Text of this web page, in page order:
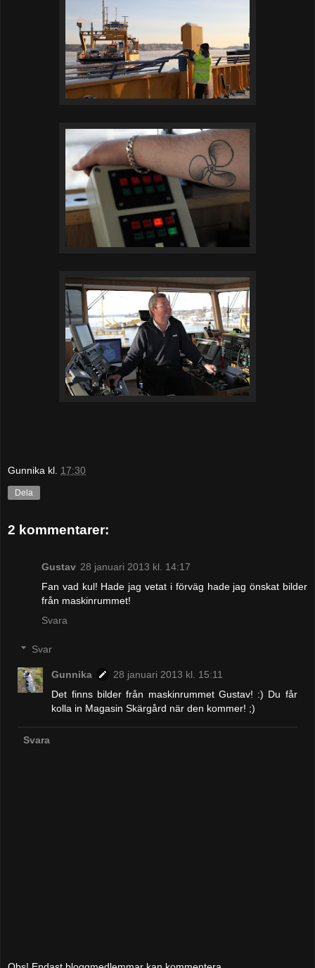
Gunnika kl. 17:30
Dela
2 kommentarer:
Gustav 28 januari 2013 kl. 14:17
Fan vad kul! Hade jag vetat i förväg hade jag önskat bilder
från maskinrummet!
Svara
Svar
Gunnika
28 januari 2013 kl. 15:11
Det finns bilder från maskinrummet Gustav! :) Du får
kolla in Magasin Skärgård när den kommer! ;)
Svara